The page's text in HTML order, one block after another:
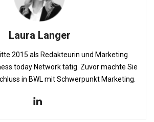
Laura Langer
2015 als Redakteurin und Marketing
Network tätig. Zuvor machte Sie
in BWL mit Schwerpunkt Marketing.